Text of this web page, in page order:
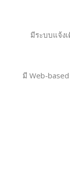
มีระบบแจ้ง
มี Web-